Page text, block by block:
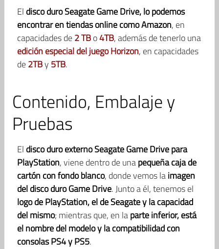
El disco duro Seagate Game Drive, lo podemos
encontrar en tiendas online como Amazon, en
capacidades de2 TBo4TB, además de tenerlo una
edición especial del juego Horizon, en capacidades
de2TBy 5TB.
Contenido, Embalaje y
Pruebas
El disco duro externo Seagate Game Drive para
PlayStation, viene dentro de unapequeña caja de
cartón con fondo blanco, donde vemos laimagen
del disco duro Game Drive. Junto a él, tenemos el
logo de PlayStation, el de Seagate y la capacidad
del mismo; mientras que, en laparte inferior, está
el nombre del modelo y la compatibilidad con
consolas PS4 y PS5.